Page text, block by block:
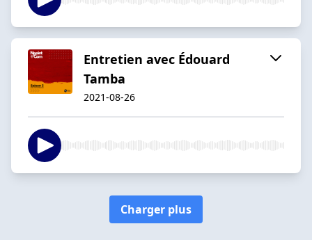
Entretien avec Édouard
Tamba
2021-08-26
Charger plus